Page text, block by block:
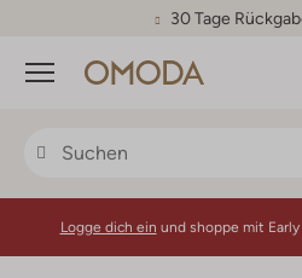
30 Tage
Menü
Logge dich ein und shoppe mit